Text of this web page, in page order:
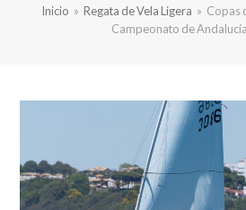
Inicio » Regata de Vela Ligera » Copas
Campeonato de